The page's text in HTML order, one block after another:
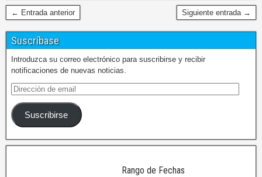
← Entrada anterior Siguiente entrada →
Suscríbase
Introduzca su correo electrónico para suscribirse y recibir
notificaciones de nuevas noticias.
Suscribirse
Rango de Fechas